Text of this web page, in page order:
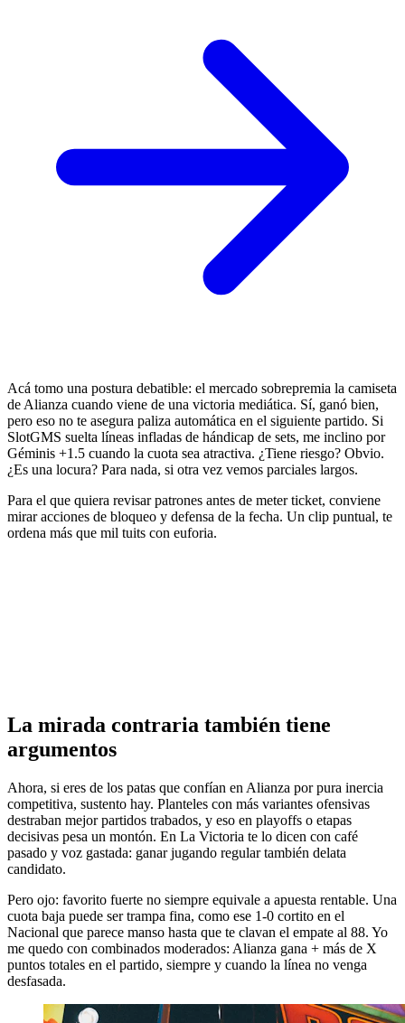
Acá tomo una postura debatible: el mercado sobrepremia la camiseta
de Alianza cuando viene de una victoria mediática. Sí, ganó bien,
pero eso no te asegura paliza automática en el siguiente partido. Si
SlotGMS suelta líneas infladas de hándicap de sets, me inclino por
Géminis +1.5 cuando la cuota sea atractiva. ¿Tiene riesgo? Obvio.
¿Es una locura? Para nada, si otra vez vemos parciales largos.
Para el que quiera revisar patrones antes de meter ticket, conviene
mirar acciones de bloqueo y defensa de la fecha. Un clip puntual, te
ordena más que mil tuits con euforia.
La mirada contraria también tiene
argumentos
Ahora, si eres de los patas que confían en Alianza por pura inercia
competitiva, sustento hay. Planteles con más variantes ofensivas
destraban mejor partidos trabados, y eso en playoffs o etapas
decisivas pesa un montón. En La Victoria te lo dicen con café
pasado y voz gastada: ganar jugando regular también delata
candidato.
Pero ojo: favorito fuerte no siempre equivale a apuesta rentable. Una
cuota baja puede ser trampa fina, como ese 1-0 cortito en el
Nacional que parece manso hasta que te clavan el empate al 88. Yo
me quedo con combinados moderados: Alianza gana + más de X
puntos totales en el partido, siempre y cuando la línea no venga
desfasada.